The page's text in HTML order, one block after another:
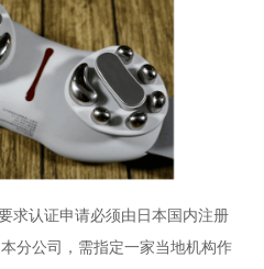
求认证申请必须由日本国内注册
分公司，需指定一家当地机构作